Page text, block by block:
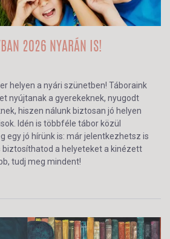
2026 NYARÁN IS!
helyen a nyári szünetben! Táboraink
nyújtanak a gyerekeknek, nyugodt
hiszen nálunk biztosan jó helyen
Idén is többféle tábor közül
egy jó hírünk is: már jelentkezhetsz is
biztosíthatod a helyeteket a kinézett
tudj meg mindent!